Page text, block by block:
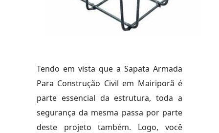
Tendo em vista que a Sapata Armada
Para Construção Civil em Mairiporã é
parte essencial da estrutura, toda a
segurança da mesma passa por parte
deste projeto também. Logo, você